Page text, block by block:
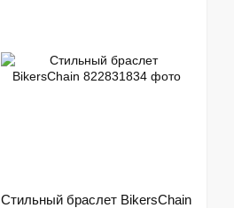
Стильный браслет BikersChain